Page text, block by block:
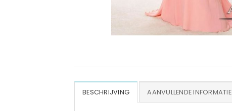
BESCHRIJVING AANVULLENDE INFORMATIE